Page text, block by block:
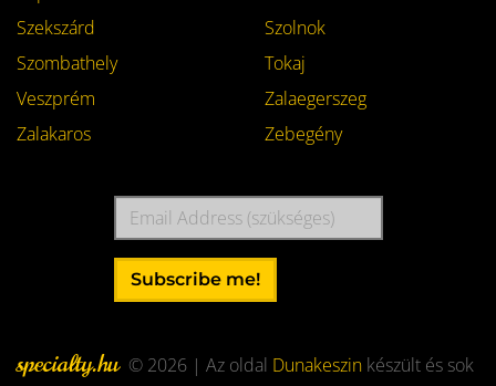
Szekszárd
Szolnok
Szombathely
Tokaj
Veszprém
Zalaegerszeg
Zalakaros
Zebegény
Email
Address
Subscribe me!
specialty.hu © 2026 | Az oldal Dunakeszin készült és sok